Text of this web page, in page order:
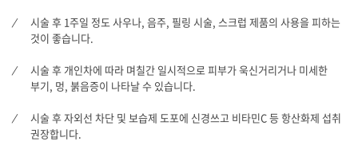
시술 후 1주일 정도 사우나, 음주, 필링 시술, 스크럽 제품의 사용을 피하는
것이 좋습니다.
시술 후 개인차에 따라 며칠간 일시적으로 피부가 욱신거리거나 미세한
부기, 멍, 붉음증이 나타날 수 있습니다.
시술 후 자외선 차단 및 보습제 도포에 신경쓰고 비타민C 등 항산화제 섭취
권장합니다.